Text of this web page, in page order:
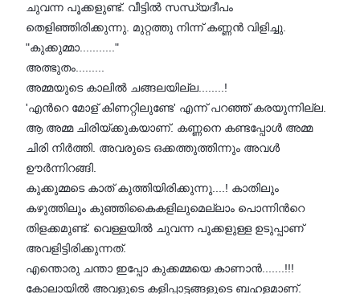
ചുവന്ന പൂക്കളുണ്ട്. വീട്ടില്‍ സന്ധ്യദീപം
തെളിഞ്ഞിരിക്കുന്നു. മുറ്റത്തു നിന്ന് കണ്ണന്‍ വിളിച്ചു.
"കുക്കുമ്മാ..........."
അത്ഭുതം.........
അമ്മയുടെ കാലില്‍ ചങ്ങലയില്ല........!
'എന്‍റെ മോള് കിണറ്റിലുണ്ടേ' എന്ന് പറഞ്ഞ് കരയുന്നില്ല.
ആ അമ്മ ചിരിയ്ക്കുകയാണ്. കണ്ണനെ കണ്ടപ്പോള്‍ അമ്മ
ചിരി നിര്‍ത്തി. അവരുടെ ഒക്കത്തുത്തിന്നും അവള്‍
ഊര്‍ന്നിറങ്ങി.
കുക്കുമ്മടെ കാത് കുത്തിയിരിക്കുന്നു....! കാതിലും
കഴുത്തിലും കുഞ്ഞികൈകളിലുമെല്ലാം പൊന്നിന്‍റെ
തിളക്കമുണ്ട്. വെള്ളയില്‍ ചുവന്ന പൂക്കളുള്ള ഉടുപ്പാണ്
അവളിട്ടിരിക്കുന്നത്.
എന്തൊരു ചന്താ ഇപ്പോ കുക്കമ്മയെ കാണാന്‍.......!!!
കോലായില്‍ അവളുടെ കളിപ്പാട്ടങ്ങളുടെ ബഹളമാണ്.